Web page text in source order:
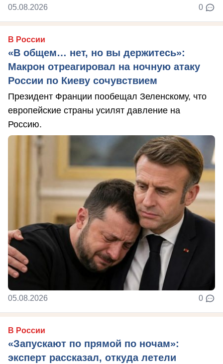
05.08.2026 0
В России
«В общем… нет, но вы держитесь»:
Макрон отреагировал на ночную атаку
России по Киеву сочувствием
Президент Франции пообещал Зеленскому, что
европейские страны усилят давление на
Россию.
05.08.2026 0
В России
«Запускают по прямой по ночам»:
эксперт рассказал, откуда летели